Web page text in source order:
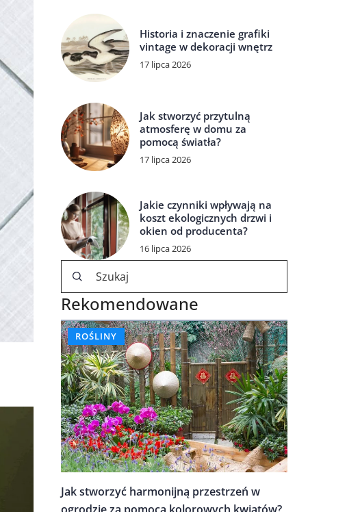
Historia i znaczenie grafiki
vintage w dekoracji wnętrz
17 lipca 2026
Jak stworzyć przytulną
atmosferę w domu za
pomocą światła?
17 lipca 2026
Jakie czynniki wpływają na
koszt ekologicznych drzwi i
okien od producenta?
16 lipca 2026
Rekomendowane
ROŚLINY
Jak stworzyć harmonijną przestrzeń w